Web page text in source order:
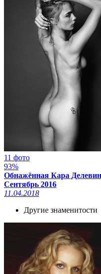
11 фото
93%
Обнажённая Кара
Сентябрь 2016
11.04.2018
Другие знаменитости